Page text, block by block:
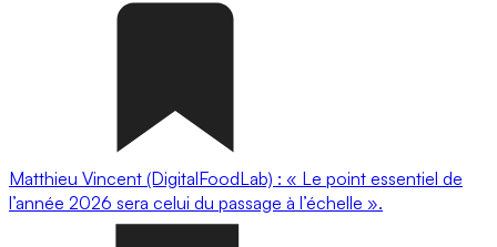
Matthieu Vincent (DigitalFoodLab) : « Le point essentiel de
l’année 2026 sera celui du passage à l’échelle ».